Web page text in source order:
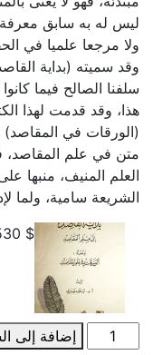
ليس له به سابق معرفة،
ولا مرجعا علميا في
وقد سميته (بداية
سلفنا الصالح فيما
هذا، وقد قدمت لهذا
(الورقات في
متن في علم المقاصد،
العلم المنيف، منبها
الشريعة سامية، ولما
$
كمية
إضافة إلى